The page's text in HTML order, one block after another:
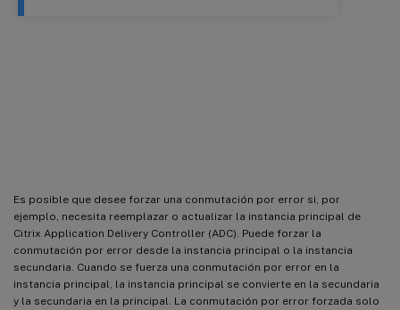
Es posible que desee forzar una conmutación por error si, por
ejemplo, necesita reemplazar o actualizar la instancia principal de
Citrix Application Delivery Controller (ADC). Puede forzar la
conmutación por error desde la instancia principal o la instancia
secundaria. Cuando se fuerza una conmutación por error en la
instancia principal, la instancia principal se convierte en la secundaria
y la secundaria en la principal. La conmutación por error forzada solo